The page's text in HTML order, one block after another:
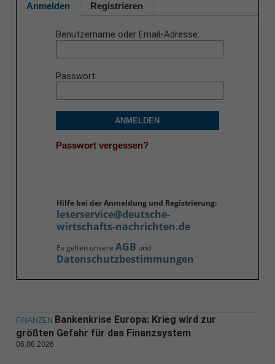
Anmelden Registrieren
Benutzername oder Email-Adresse
Passwort
ANMELDEN
Passwort vergessen?
Hilfe bei der Anmeldung und Registrierung:
leserservice@deutsche-
wirtschafts-nachrichten.de
Es gelten unsere AGB und
Datenschutzbestimmungen
FINANZEN Bankenkrise Europa: Krieg wird zur
größten Gefahr für das Finanzsystem
06.08.2026